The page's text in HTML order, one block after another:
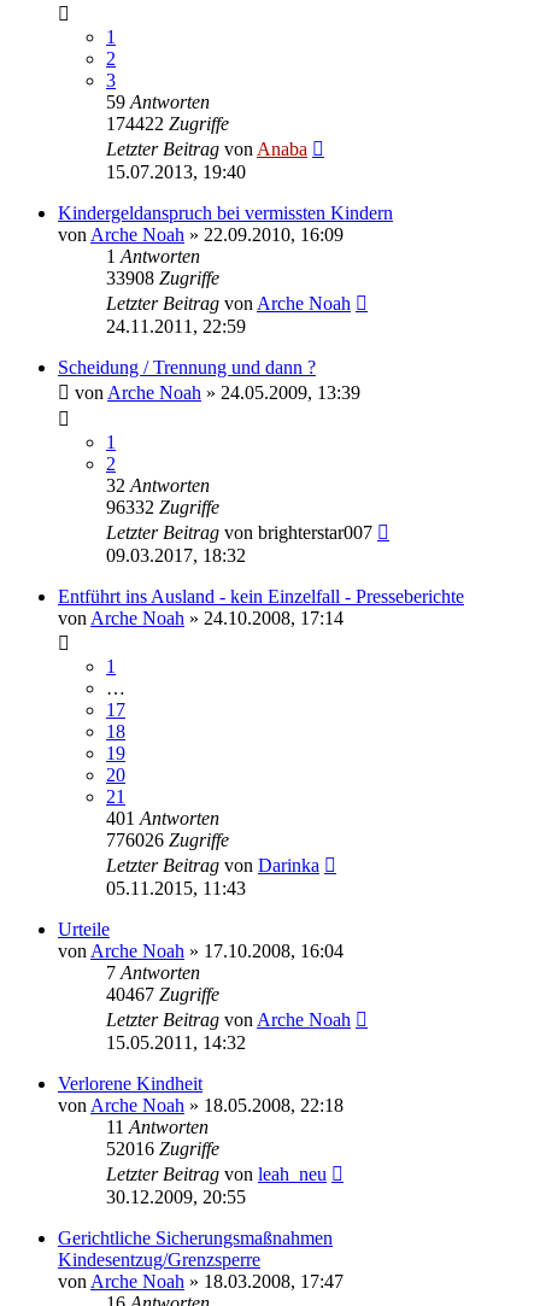
1
2
3
59 Antworten
174422 Zugriffe
Letzter Beitrag von Anaba
15.07.2013, 19:40
Kindergeldanspruch bei vermissten Kindern
von Arche Noah » 22.09.2010, 16:09
1 Antworten
33908 Zugriffe
Letzter Beitrag von Arche Noah
24.11.2011, 22:59
Scheidung / Trennung und dann ?
von Arche Noah » 24.05.2009, 13:39
1
2
32 Antworten
96332 Zugriffe
Letzter Beitrag von brighterstar007
09.03.2017, 18:32
Entführt ins Ausland - kein Einzelfall - Presseberichte
von Arche Noah » 24.10.2008, 17:14
1
…
17
18
19
20
21
401 Antworten
776026 Zugriffe
Letzter Beitrag von Darinka
05.11.2015, 11:43
Urteile
von Arche Noah » 17.10.2008, 16:04
7 Antworten
40467 Zugriffe
Letzter Beitrag von Arche Noah
15.05.2011, 14:32
Verlorene Kindheit
von Arche Noah » 18.05.2008, 22:18
11 Antworten
52016 Zugriffe
Letzter Beitrag von leah_neu
30.12.2009, 20:55
Gerichtliche Sicherungsmaßnahmen
Kindesentzug/Grenzsperre
von Arche Noah » 18.03.2008, 17:47